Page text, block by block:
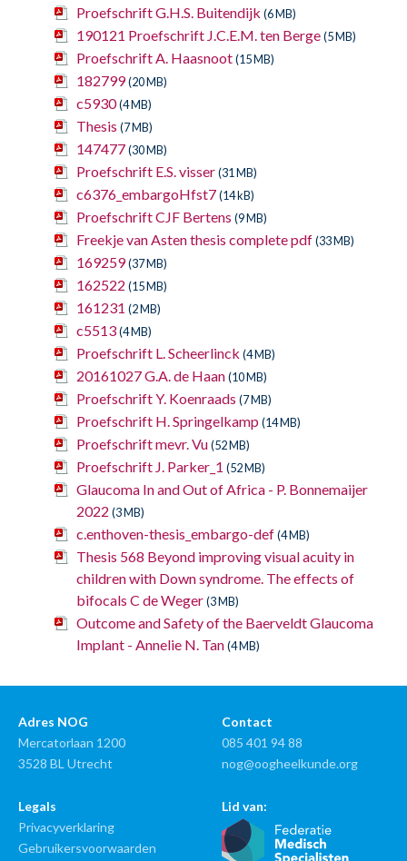
Proefschrift G.H.S. Buitendijk (6 MB)
190121 Proefschrift J.C.E.M. ten Berge(5 MB)
Proefschrift A. Haasnoot(15 MB)
182799(20 MB)
c5930(4 MB)
Thesis (7 MB)
147477(30 MB)
Proefschrift E.S. visser(31 MB)
c6376_embargoHfst7(14 kB)
Proefschrift CJF Bertens (9 MB)
Freekje van Asten thesis complete pdf(33 MB)
169259(37 MB)
162522 (15 MB)
161231 (2 MB)
c5513(4 MB)
Proefschrift L. Scheerlinck (4 MB)
20161027 G.A. de Haan(10 MB)
Proefschrift Y. Koenraads (7 MB)
Proefschrift H. Springelkamp (14 MB)
Proefschrift mevr. Vu(52 MB)
Proefschrift J. Parker_1 (52 MB)
Glaucoma In and Out of Africa - P. Bonnemaijer
2022 (3 MB)
c.enthoven-thesis_embargo-def(4 MB)
Thesis 568 Beyond improving visual acuity in
children with Down syndrome. The effects of
bifocals C de Weger(3 MB)
Outcome and Safety of the Baerveldt Glaucoma
Implant - Annelie N. Tan(4 MB)
Adres NOG
Mercatorlaan 1200
3528 BL Utrecht
Contact
085 401 94 88
nog@oogheelkunde.org
Legals
Privacyverklaring
Gebruikersvoorwaarden
Lid van: